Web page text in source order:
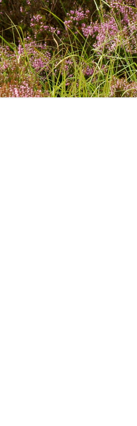
OR KRAKÓW
OR KOSZALIN
OR LUBLIN
OR OSTROWIEC